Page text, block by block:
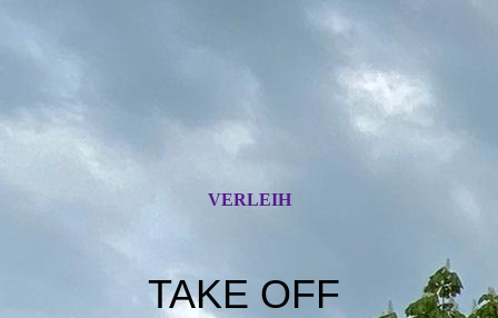
VERLEIH
TAKE OFF